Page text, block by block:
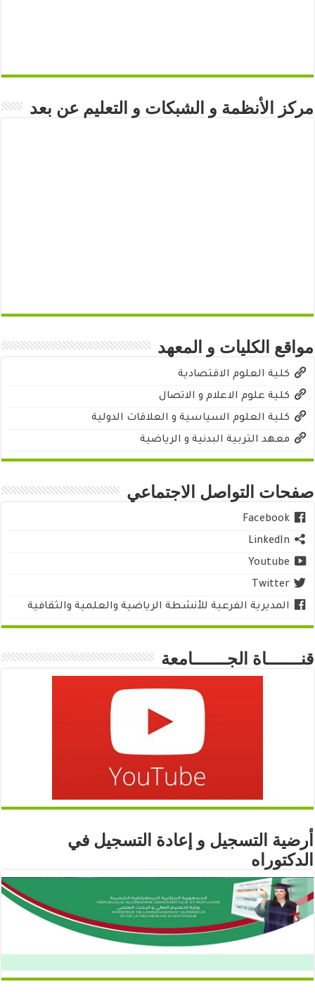
مركز الأنظمة و الشبكات و التعليم عن بعد
مواقع الكليات و المعهد
كلية العلوم الاقتصادية
كلية علوم الاعلام و الاتصال
كلية العلوم السياسية و العلاقات الدولية
معهد التربية البدنية و الرياضية
صفحات التواصل الاجتماعي
Facebook
LinkedIn
Youtube
Twitter
المديرية الفرعية للأنشطة الرياضية والعلمية والثقافية
قنـــــــاة الجـــــــامعة
أرضية التسجيل و إعادة التسجيل في
الدكتوراه